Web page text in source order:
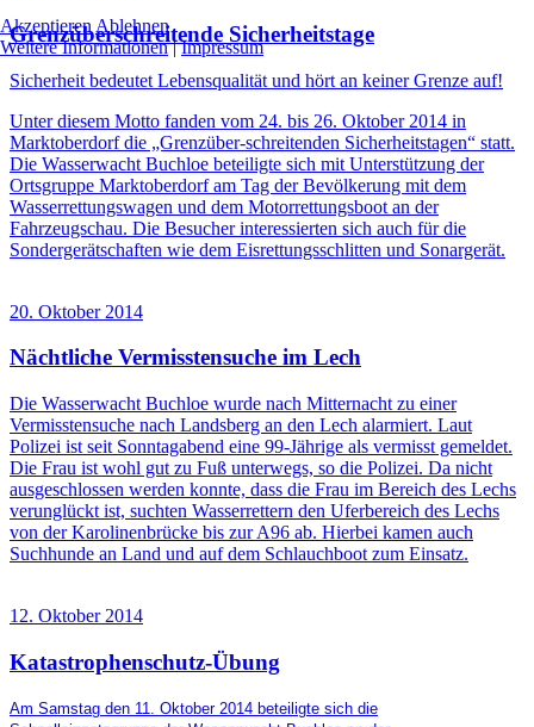
Grenzüberschreitende Sicherheitstage
Sicherheit bedeutet Lebensqualität und hört an keiner Grenze auf!
Unter diesem Motto fanden vom 24. bis 26. Oktober 2014 in
Marktoberdorf die „Grenzüber-schreitenden Sicherheitstagen“ statt.
Die Wasserwacht Buchloe beteiligte sich mit Unterstützung der
Ortsgruppe Marktoberdorf am Tag der Bevölkerung mit dem
Wasserrettungswagen und dem Motorrettungsboot an der
Fahrzeugschau. Die Besucher interessierten sich auch für die
Sondergerätschaften wie dem Eisrettungsschlitten und Sonargerät.
20. Oktober 2014
Nächtliche Vermisstensuche im Lech
Die Wasserwacht Buchloe wurde nach Mitternacht zu einer
Vermisstensuche nach Landsberg an den Lech alarmiert. Laut
Polizei ist seit Sonntagabend eine 99-Jährige als vermisst gemeldet.
Die Frau ist wohl gut zu Fuß unterwegs, so die Polizei. Da nicht
ausgeschlossen werden konnte, dass die Frau im Bereich des Lechs
verunglückt ist, suchten Wasserrettern den Uferbereich des Lechs
von der Karolinenbrücke bis zur A96 ab. Hierbei kamen auch
Suchhunde an Land und auf dem Schlauchboot zum Einsatz.
12. Oktober 2014
Katastrophenschutz-Übung
Am Samstag den 11. Oktober 2014 beteiligte sich die
Akzeptieren Ablehnen
Weitere Informationen|Impressum